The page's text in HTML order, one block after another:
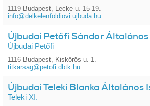
1119 Budapest, Lecke u. 15-19.
info@delkelenfoldiovi.ujbuda.hu
Újbudai Petőfi Sándor Általános
Újbudai Petőfi
1116 Budapest, Kiskőrös u. 1.
titkarsag@petofi.dbtk.hu
Újbudai Teleki Blanka Általános
Teleki XI.